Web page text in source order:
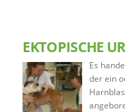
EKTOPISCHE
Es
der ein